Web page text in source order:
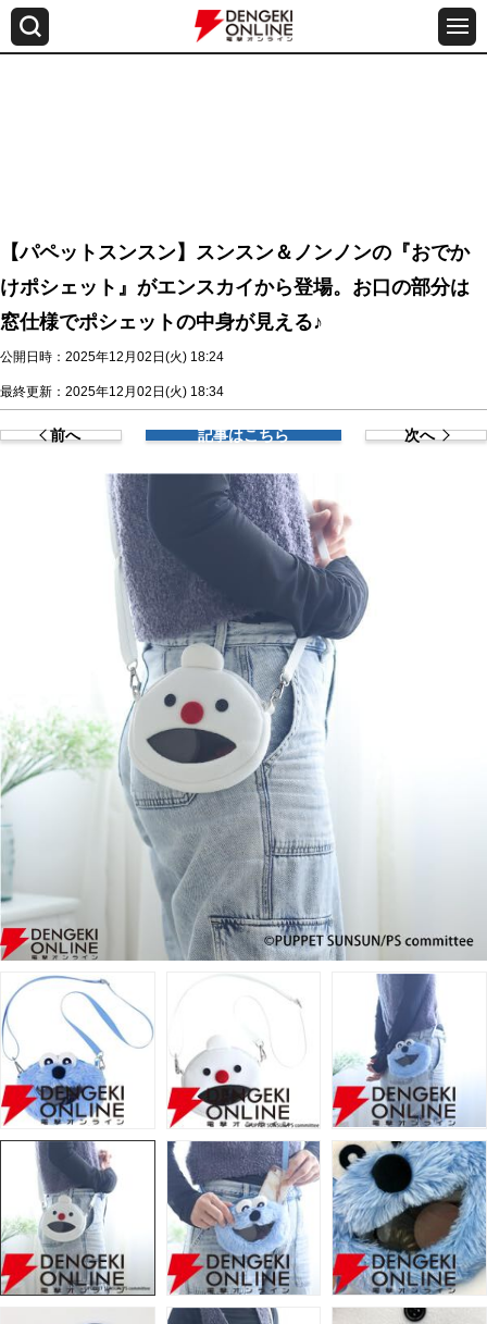
【パペットスンスン】スンスン＆ノンノンの『おでか
けポシェット』がエンスカイから登場。お口の部分は
窓仕様でポシェットの中身が見える♪
公開日時：2025年12月02日(火) 18:24
最終更新：2025年12月02日(火) 18:34
前へ 記事はこちら 次へ